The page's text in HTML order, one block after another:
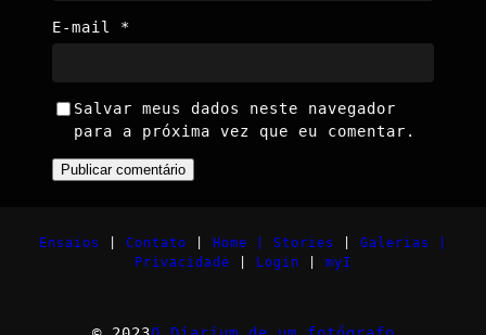
E-mail *
Salvar meus dados neste navegador
para a próxima vez que eu comentar.
Ensaios Contato Home | Stories
Galerias |
Privacidade
Login myI